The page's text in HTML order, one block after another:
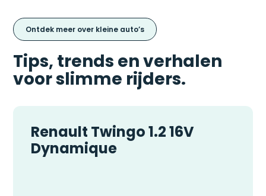
Ontdek meer over kleine auto’s
Tips, trends en verhalen
voor slimme rijders.
Renault Twingo 1.2 16V
Dynamique